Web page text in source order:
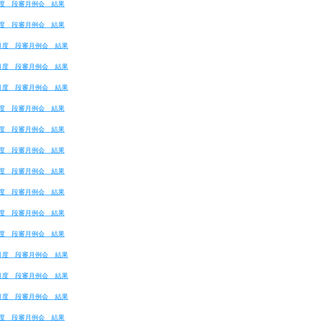
度 段審月例会 結果
度 段審月例会 結果
度 段審月例会 結果
度 段審月例会 結果
度 段審月例会 結果
度 段審月例会 結果
度 段審月例会 結果
度 段審月例会 結果
度 段審月例会 結果
度 段審月例会 結果
度 段審月例会 結果
度 段審月例会 結果
度 段審月例会 結果
度 段審月例会 結果
度 段審月例会 結果
度 段審月例会 結果